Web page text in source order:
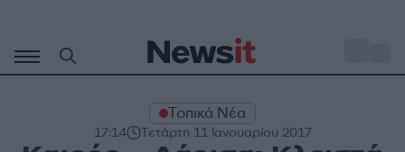
περιεχόμενο
Τοπικά Νέα
17:14 Τετάρτη 11 Ιανουαρίου 2017